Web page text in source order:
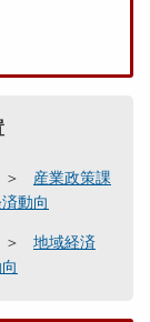
産業政策課
動向
地域経済